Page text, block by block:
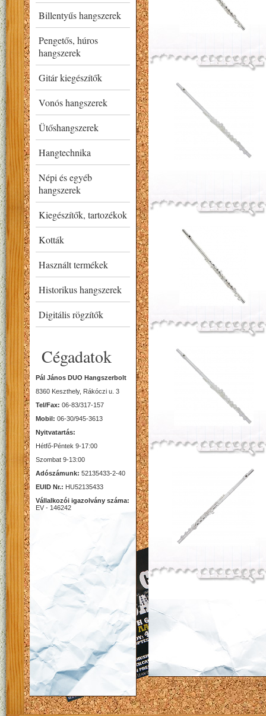
Billentyűs hangszerek
Pengetős, húros
hangszerek
Gitár kiegészítők
Vonós hangszerek
Ütőshangszerek
Hangtechnika
Népi és egyéb
hangszerek
Kiegészítők, tartozékok
Kották
Használt termékek
Historikus hangszerek
Digitális rögzítők
Cégadatok
Pál János DUO Hangszerbolt
8360 Keszthely, Rákóczi u. 3
Tel/Fax: 06-83/317-157
Mobil: 06-30/945-3613
Nyitvatartás:
Hétfő-Péntek 9-17:00
Szombat 9-13:00
Adószámunk: 52135433-2-40
EUID Nr.: HU52135433
Vállalkozói igazolvány száma:
EV - 146242